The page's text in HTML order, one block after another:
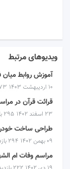
ویدیوهای مرتبط
آموزش روابط میان
۱۰ اردیبهشت ۱۴۰۳ 473
قرائت قرآن در
۲۳ اسفند ۱۴۰۲ 295 بازدید
طراحی ساخت
۰۹ بهمن ۱۴۰۲ 294 بازدید
مراسم وفات ام